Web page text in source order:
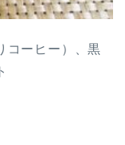
コーヒー）、黒